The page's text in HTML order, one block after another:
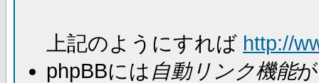
上記のようにすれば http://
phpBBには 自動リンク機能